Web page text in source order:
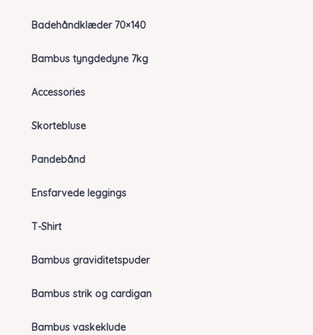
Badehåndklæder 70×140
Bambus tyngdedyne 7kg
Accessories
Skortebluse
Pandebånd
Ensfarvede leggings
T-Shirt
Bambus graviditetspuder
Bambus strik og cardigan
Bambus vaskeklude